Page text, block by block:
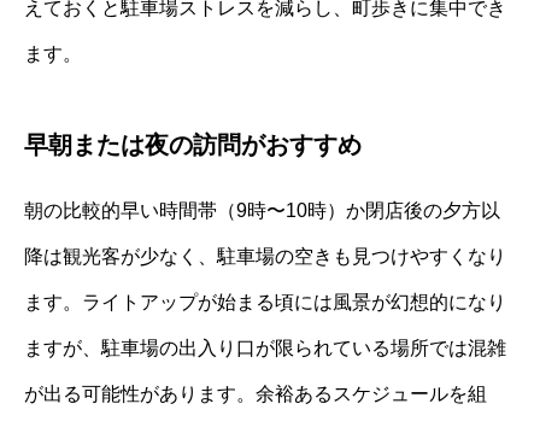
えておくと駐車場ストレスを減らし、町歩きに集中でき
ます。
早朝または夜の訪問がおすすめ
朝の比較的早い時間帯（9時〜10時）か閉店後の夕方以
降は観光客が少なく、駐車場の空きも見つけやすくなり
ます。ライトアップが始まる頃には風景が幻想的になり
ますが、駐車場の出入り口が限られている場所では混雑
が出る可能性があります。余裕あるスケジュールを組